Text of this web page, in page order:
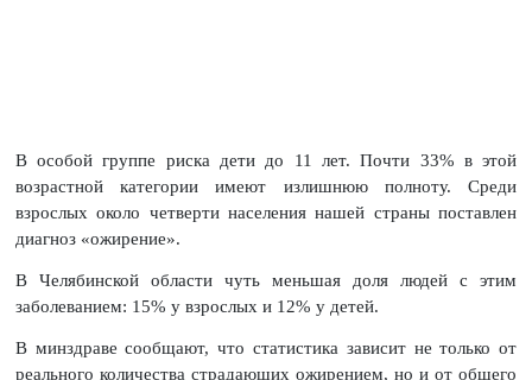
В особой группе риска дети до 11 лет. Почти 33% в этой
возрастной категории имеют излишнюю полноту. Среди
взрослых около четверти населения нашей страны поставлен
диагноз «ожирение».
В Челябинской области чуть меньшая доля людей с этим
заболеванием: 15% у взрослых и 12% у детей.
В минздраве сообщают, что статистика зависит не только от
реального количества страдающих ожирением, но и от общего